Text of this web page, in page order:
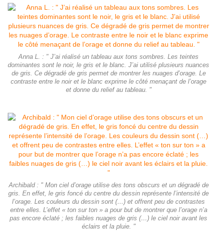
Anna L. : " J’ai réalisé un tableau aux tons sombres. Les teintes
dominantes sont le noir, le gris et le blanc. J’ai utilisé plusieurs nuances
de gris. Ce dégradé de gris permet de montrer les nuages d’orage. Le
contraste entre le noir et le blanc exprime le côté menaçant de l’orage
et donne du relief au tableau. "
Archibald : " Mon ciel d’orage utilise des tons obscurs et un dégradé de
gris. En effet, le gris foncé du centre du dessin représente l’intensité de
l’orage. Les couleurs du dessin sont (…) et offrent peu de contrastes
entre elles. L’effet « ton sur ton » a pour but de montrer que l’orage n’a
pas encore éclaté ; les faibles nuages de gris (…) le ciel noir avant les
éclairs et la pluie. "